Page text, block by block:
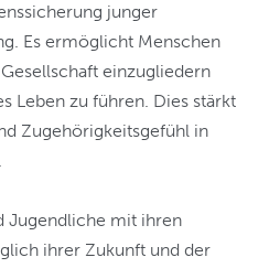
junger
Es ermöglicht Menschen
einzugliedern
Leben zu führen. Dies stärkt
Zugehörigkeitsgefühl in
Jugendliche mit ihren
ihrer Zukunft und der